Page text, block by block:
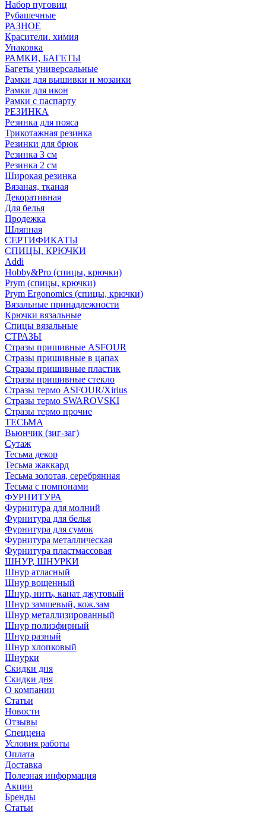
Набор пуговиц
Рубашечные
РАЗНОЕ
Красители. химия
Упаковка
РАМКИ, БАГЕТЫ
Багеты универсальные
Рамки для вышивки и мозаики
Рамки для икон
Рамки с паспарту
РЕЗИНКА
Резинка для пояса
Трикотажная резинка
Резинки для брюк
Резинка 3 см
Резинка 2 см
Широкая резинка
Вязаная, тканая
Декоративная
Для белья
Продежка
Шляпная
СЕРТИФИКАТЫ
СПИЦЫ, КРЮЧКИ
Addi
Hobby&Pro (спицы, крючки)
Prym (спицы, крючки)
Prym Ergonomics (спицы, крючки)
Вязальные принадлежности
Крючки вязальные
Спицы вязальные
СТРАЗЫ
Стразы пришивные ASFOUR
Стразы пришивные в цапах
Стразы пришивные пластик
Стразы пришивные стекло
Стразы термо ASFOUR/Xirius
Стразы термо SWAROVSKI
Стразы термо прочие
ТЕСЬМА
Вьюнчик (зиг-заг)
Сутаж
Тесьма декор
Тесьма жаккард
Тесьма золотая, серебрянная
Тесьма с помпонами
ФУРНИТУРА
Фурнитура для молний
Фурнитура для белья
Фурнитура для сумок
Фурнитура металлическая
Фурнитура пластмассовая
ШНУР, ШНУРКИ
Шнур атласный
Шнур вощенный
Шнур, нить, канат джутовый
Шнур замшевый, кож.зам
Шнур металлизированный
Шнур полиэфирный
Шнур разный
Шнур хлопковый
Шнурки
Скидки дня
Скидки дня
О компании
Статьи
Новости
Отзывы
Спеццена
Условия работы
Оплата
Доставка
Полезная информация
Акции
Бренды
Статьи